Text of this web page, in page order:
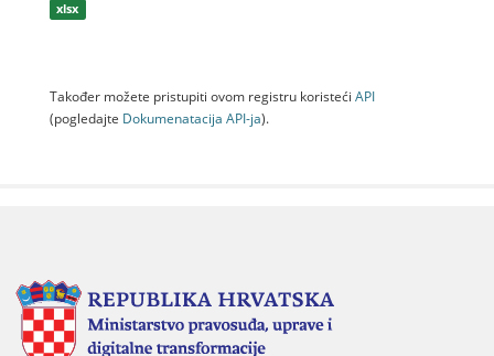
xlsx
Također možete pristupiti ovom registru koristeći API
(pogledajte Dokumenаtаcijа API-jа).